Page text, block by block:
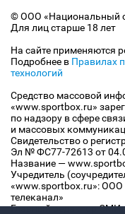
© ООО «Национальный
Для лиц старше 18 лет
На сайте применяются
Подробнее в Правилах
технологий
Средство массовой
«www.sportbox.ru»
по надзору в сфере
и массовых
Свидетельство о
Эл № ФС77-72613 от
Название —
Учредитель
«www.sportbox.ru»:
телеканал»
Главный редактор СМИ